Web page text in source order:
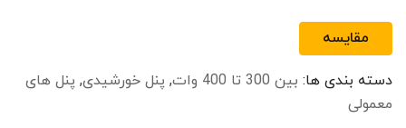
325
RSM72-
مقایسه
دسته بندی ها: بین 300 تا 400 وات , پنل خورشیدی, پنل های
معمولی